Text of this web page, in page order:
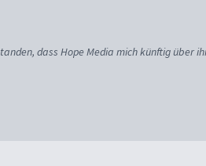
dass Hope Media mich künftig über